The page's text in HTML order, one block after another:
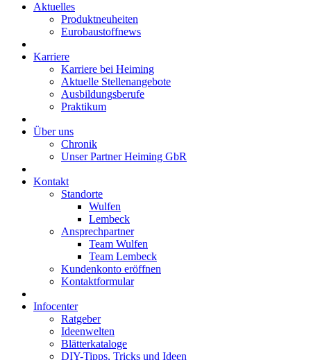
Aktuelles
Produktneuheiten
Eurobaustoffnews
Karriere
Karriere bei Heiming
Aktuelle Stellenangebote
Ausbildungsberufe
Praktikum
Über uns
Chronik
Unser Partner Heiming GbR
Kontakt
Standorte
Wulfen
Lembeck
Ansprechpartner
Team Wulfen
Team Lembeck
Kundenkonto eröffnen
Kontaktformular
Infocenter
Ratgeber
Ideenwelten
Blätterkataloge
DIY-Tipps, Tricks und Ideen